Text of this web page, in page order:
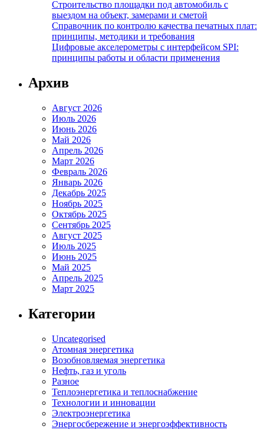
Строительство площадки под автомобиль с
выездом на объект, замерами и сметой
Справочник по контролю качества печатных плат:
принципы, методики и требования
Цифровые акселерометры с интерфейсом SPI:
принципы работы и области применения
Архив
Август 2026
Июль 2026
Июнь 2026
Май 2026
Апрель 2026
Март 2026
Февраль 2026
Январь 2026
Декабрь 2025
Ноябрь 2025
Октябрь 2025
Сентябрь 2025
Август 2025
Июль 2025
Июнь 2025
Май 2025
Апрель 2025
Март 2025
Категории
Uncategorised
Атомная энергетика
Возобновляемая энергетика
Нефть, газ и уголь
Разное
Теплоэнергетика и теплоснабжение
Технологии и инновации
Электроэнергетика
Энергосбережение и энергоэффективность